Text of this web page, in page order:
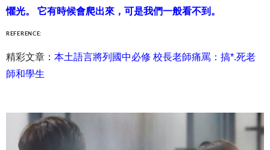
懼光。 它有時候會爬出來，可是我們一般看不到。
REFERENCE:
精彩文章： 本土語言將列國中必修 校長老師痛罵：搞*.死老
師和學生